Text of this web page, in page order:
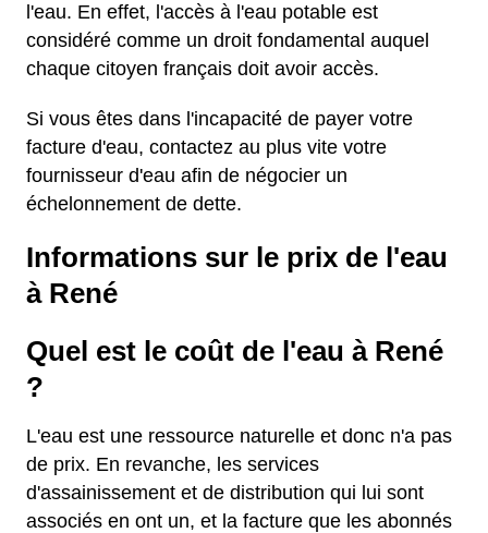
l'eau. En effet, l'accès à l'eau potable est
considéré comme un droit fondamental auquel
chaque citoyen français doit avoir accès.
Si vous êtes dans l'incapacité de payer votre
facture d'eau, contactez au plus vite votre
fournisseur d'eau afin de négocier un
échelonnement de dette.
Informations sur le prix de l'eau
à René
Quel est le coût de l'eau à René
?
L'eau est une ressource naturelle et donc n'a pas
de prix. En revanche, les services
d'assainissement et de distribution qui lui sont
associés en ont un, et la facture que les abonnés